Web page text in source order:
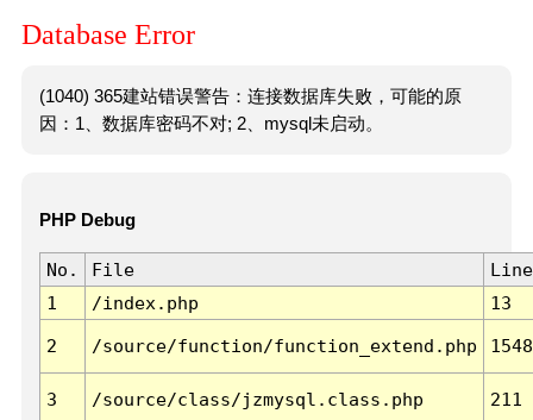
Database Error
(1040) 365建站错误警告：连接数据库失败，可能的原
因：1、数据库密码不对; 2、mysql未启动。
PHP Debug
No. File
Line
1
/index.php 13
2 /source/function/function_extend.php 1548
3 /source/class/jzmysql.class.php 211